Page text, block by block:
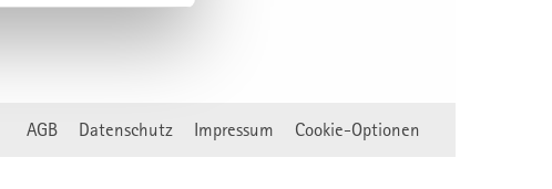
AGB Datenschutz Impressum Cookie-Optionen